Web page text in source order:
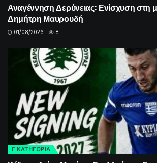
Αναγέννηση Δερύνειας: Ενίσχυση στη
Δημήτρη Μαυρουδή
01/08/2026 8
Γ ΚΑΤΗΓΟΡΙΑ